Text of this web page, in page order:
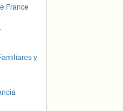
France
y